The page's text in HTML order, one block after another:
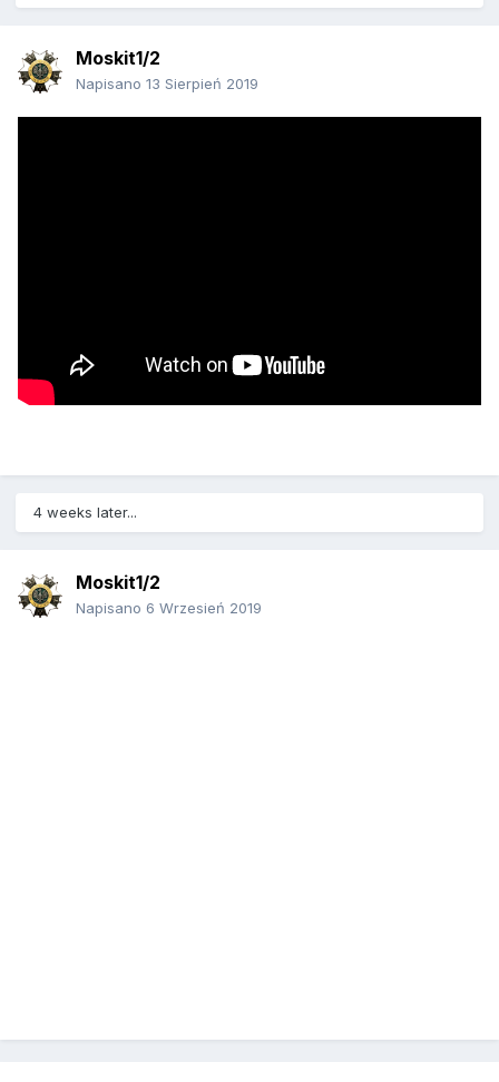
Moskit1/2
Napisano 13 Sierpień 2019
4 weeks later...
Moskit1/2
Napisano 6 Wrzesień 2019